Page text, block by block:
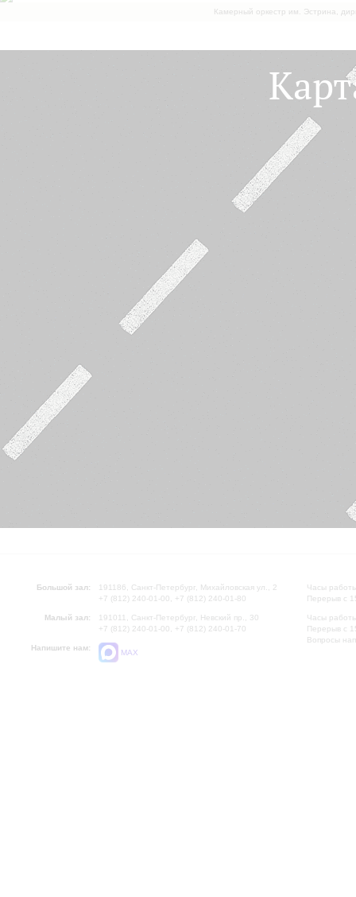
Камерный оркестр им. Эстрина,
Большой зал:
191186, Санкт-Петербург, Михайловская ул., 2
+7 (812) 240-01-00, +7 (812) 240-01-80
Малый зал:
191011, Санкт-Петербург, Невский пр., 30
+7 (812) 240-01-00, +7 (812) 240-01-70
Напишите нам:
MAX
Часы
Перерыв с
Часы
Перерыв с
Вопросы